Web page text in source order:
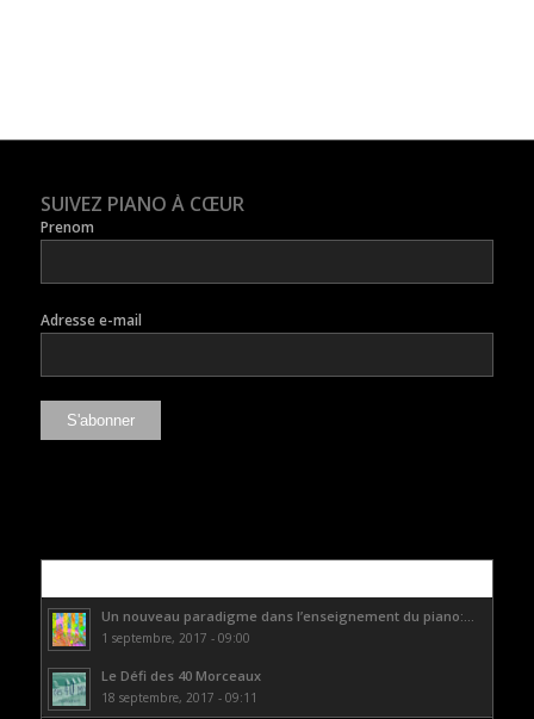
SUIVEZ PIANO À CŒUR
Prenom
Adresse e-mail
Un nouveau paradigme dans l’enseignement du piano:...
1 septembre, 2017 - 09:00
Le Défi des 40 Morceaux
18 septembre, 2017 - 09:11